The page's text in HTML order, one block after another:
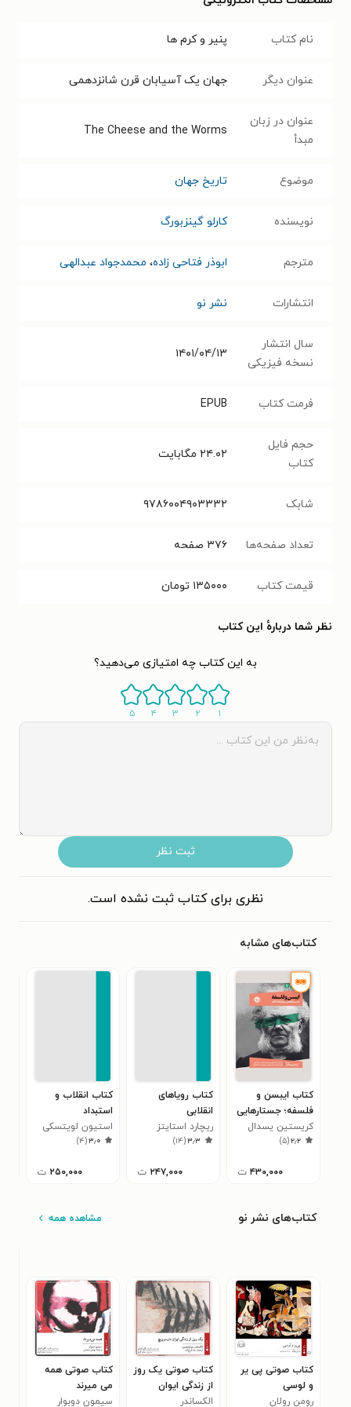
نام کتاب پنیر و کرم ها
عنوان دیگر جهان یک آسیابان قرن شانزدهمی
عنوان در زبان
مبدأ
The Cheese and the Worms
موضوع تاریخ جهان
نویسنده کارلو گینزبورگ
مترجم ابوذر فتاحی زاده، محمدجواد عبدالهی
انتشارات نشر نو
سال انتشار
نسخه فیزیکی
۱۴۰۱/۰۴/۱۳
فرمت کتاب EPUB
حجم فایل
کتاب
۲۴.۰۲ مگابایت
شابک ۹۷۸۶۰۰۴۹۰۳۳۳۲
تعداد صفحه‌ها ۳۷۶ صفحه
قیمت کتاب ۱۳۵۰۰۰ تومان
نظر شما دربارهٔ این کتاب
به این کتاب چه امتیازی می‌دهید؟
۱ ۲ ۳ ۴ ۵
ثبت نظر
نظری برای کتاب ثبت نشده است.
کتاب‌های مشابه
کتاب ایبسن و
فلسفه؛ جستارهایی
درباره هدا گابلر
کریستین یسدال
۲٫۲(۵)
۴۳۰,۰۰۰ ت
کتاب رویاهای
انقلابی
ریچارد استایتز
۳٫۳(۱۴)
۲۴۷,۰۰۰ ت
کتاب انقلاب و
استبداد
استیون لویتسکی
۳٫۰(۴)
۲۵۰,۰۰۰ ت
کتاب‌های نشر نو مشاهده همه
کتاب صوتی پی‌ یر
و لوسی
رومن رولان
کتاب صوتی یک روز
از زندگی ایوان
دنیسوویچ
الکساندر
کتاب صوتی همه
می‌ میرند
سیمون دوبوار